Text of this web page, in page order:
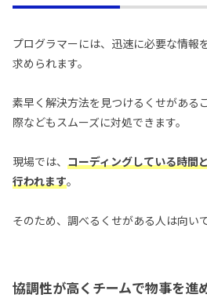
プログラマーには、迅速に必要な情報
求められます。
素早く解決方法を見つけるくせがある
際などもスムーズに対処できます。
現場では、 コーディングしている時間
行われます。
そのため、調べるくせがある人は向い
協調性が高くチームで物事を進